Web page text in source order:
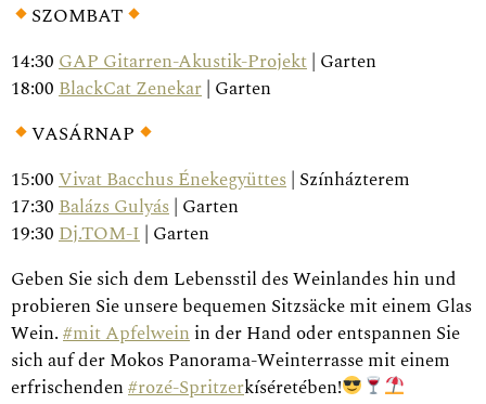
SZOMBAT
14:30GAP Gitarren-Akustik-Projekt| Garten
18:00BlackCat Zenekar| Garten
VASÁRNAP
15:00Vivat Bacchus Énekegyüttes| Színházterem
17:30Balázs Gulyás| Garten
19:30Dj.TOM-I| Garten
Geben Sie sich dem Lebensstil des Weinlandes hin und
probieren Sie unsere bequemen Sitzsäcke mit einem Glas
Wein.#mit Apfelweinin der Hand oder entspannen Sie
sich auf der Mokos Panorama-Weinterrasse mit einem
erfrischenden#rozé-Spritzerkíséretében!